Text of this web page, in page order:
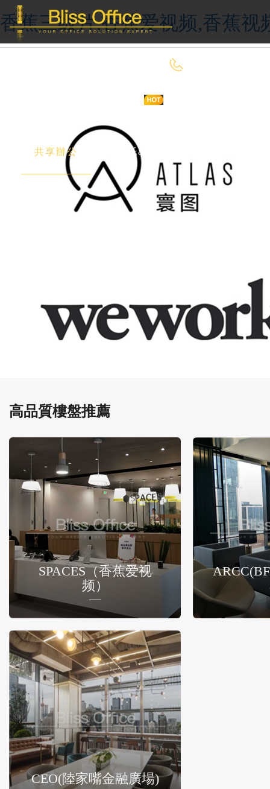
香蕉三级片,香蕉爱视频,香蕉视
共享辦公 委托&投放
高品質樓盤推薦
SPACES（香蕉爱视
频）
CEO(陸家嘴金融廣場)